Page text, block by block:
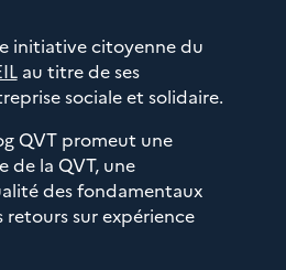
initiative citoyenne du
au titre de ses
sociale et solidaire.
QVT promeut une
de la QVT, une
des fondamentaux
sur expérience